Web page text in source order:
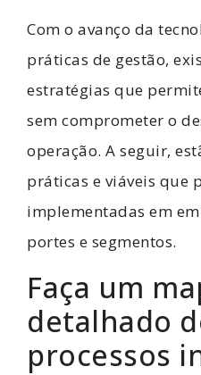
Com o avanço da
práticas de gestão,
estratégias que
sem comprometer o
operação. A seguir,
práticas e viáveis que
implementadas em
portes e segmentos.
Faça um
detalhado
processos